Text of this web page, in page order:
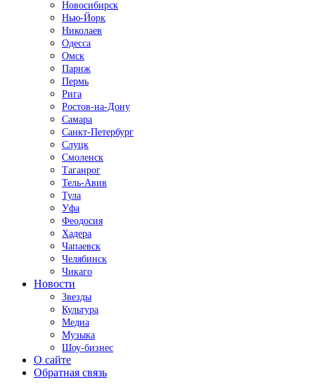
Новосибирск
Нью-Йорк
Николаев
Одесса
Омск
Париж
Пермь
Рига
Ростов-на-Дону
Самара
Санкт-Петербург
Слуцк
Смоленск
Таганрог
Тель-Авив
Тула
Уфа
Феодосия
Хадера
Чапаевск
Челябинск
Чикаго
Новости
Звезды
Культура
Медиа
Музыка
Шоу-бизнес
О сайте
Обратная связь